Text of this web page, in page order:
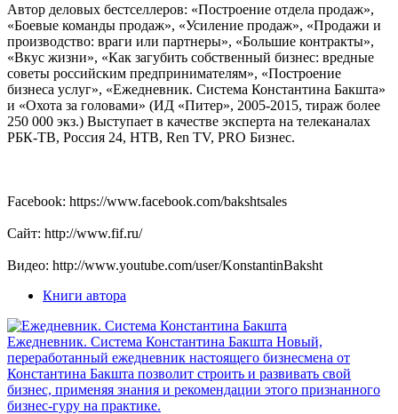
Автор деловых бестселлеров: «Построение отдела продаж»,
«Боевые команды продаж», «Усиление продаж», «Продажи и
производство: враги или партнеры», «Большие контракты»,
«Вкус жизни», «Как загубить собственный бизнес: вредные
советы российским предпринимателям», «Построение
бизнеса услуг», «Ежедневник. Система Константина Бакшта»
и «Охота за головами» (ИД «Питер», 2005-2015, тираж более
250 000 экз.) Выступает в качестве эксперта на телеканалах
РБК-ТВ, Россия 24, НТВ, Ren TV, PRO Бизнес.
Facebook: https://www.facebook.com/bakshtsales
Сайт: http://www.fif.ru/
Видео: http://www.youtube.com/user/KonstantinBaksht
Книги автора
Ежедневник. Система Константина Бакшта Новый,
переработанный ежедневник настоящего бизнесмена от
Константина Бакшта позволит строить и развивать свой
бизнес, применяя знания и рекомендации этого признанного
бизнес-гуру на практике.